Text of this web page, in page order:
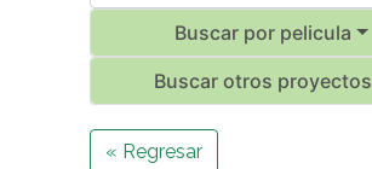
Buscar por pelicula
Buscar otros proyectos
« Regresar